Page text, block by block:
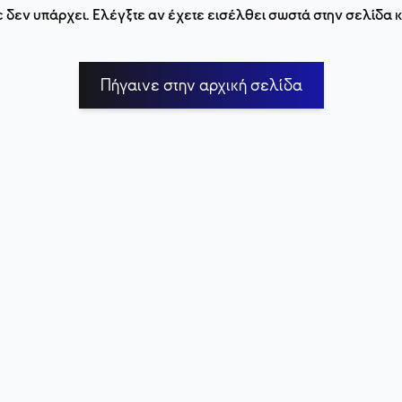
δεν υπάρχει. Ελέγξτε αν έχετε εισέλθει σωστά στην σελίδα
Πήγαινε στην αρχική σελίδα